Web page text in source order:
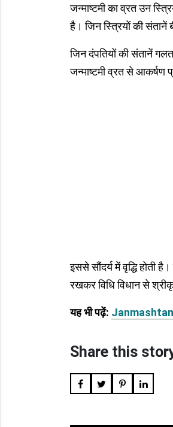
जन्माष्टमी का व्रत उन
है। जिन स्त्रियों की संतानें
जिन दंपतियों की संतानें गलत
जन्माष्टमी व्रत से आकर्षण
इससे सौंदर्य में वृद्धि होती
रखकर विधि विधान से
यह भी पढ़ें:
Share this